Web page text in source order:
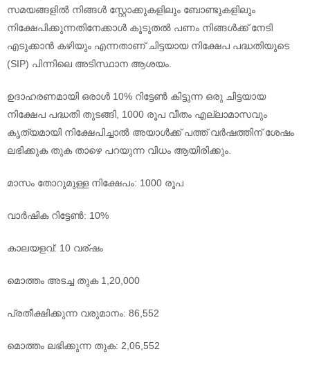
സമയങ്ങളിൽ നിങ്ങൾ സ്റ്റോക്കുകളിലും ബോണ്ടുകളിലും
നിക്ഷേപിക്കുന്നതിനേക്കാൾ കൂടുതൽ പണം നിങ്ങൾക്ക് നേടി
എടുക്കാൻ കഴിയും എന്നതാണ് ചിട്ടയായ നിക്ഷേപ പദ്ധതിയുടെ
(SIP) പിന്നിലെ അടിസ്ഥാന ആശയം.
ഉദാഹരണമായി ഒരാൾ 10% റിട്ടേൺ കിട്ടുന്ന ഒരു ചിട്ടയായ
നിക്ഷേപ പദ്ധതി തുടങ്ങി, 1000 രൂപ വീതം എല്ലാമാസവും
കൃത്യമായി നിക്ഷേപിച്ചാൽ അയാൾക്ക് പത്ത് വർഷത്തിന് ശേഷം
ലഭിക്കുക തുക താഴെ പറയുന്ന വിധം ആയിരിക്കും.
മാസം തോറുമുള്ള നിക്ഷേപം: 1000 രൂപ
വാർഷിക റിട്ടേൺ: 10%
കാലയളവ്: 10 വര്ഷം
മൊത്തം അടച്ച തുക 1,20,000
പ്രതീക്ഷിക്കുന്ന വരുമാനം: 86,552
മൊത്തം ലഭിക്കുന്ന തുക: 2,06,552